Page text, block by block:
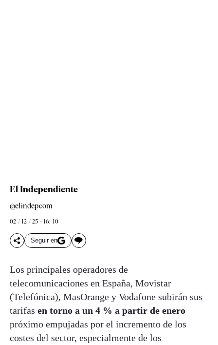
El Independiente
@elindepcom
02 / 12 / 25 - 16: 10
Seguir en
Los principales operadores de
telecomunicaciones en España, Movistar
(Telefónica), MasOrange y Vodafone subirán sus
tarifas en torno a un 4 % a partir de enero
próximo empujadas por el incremento de los
costes del sector, especialmente de los